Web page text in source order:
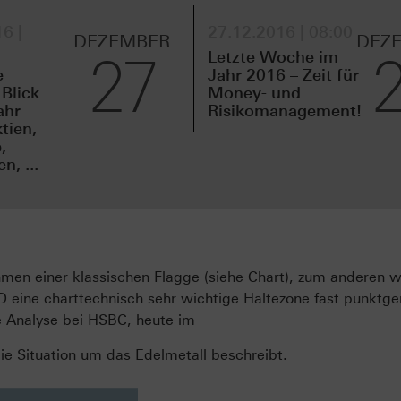
...
DEZEMBER
27
Letzte Woche im
Jahr 2016 – Zeit für
Money- und
Risikomanagement!
einer klassischen Flagge (siehe Chart), zum anderen
eine charttechnisch sehr wichtige Haltezone fast
bei HSBC, heute im
Situation um das Edelmetall beschreibt.